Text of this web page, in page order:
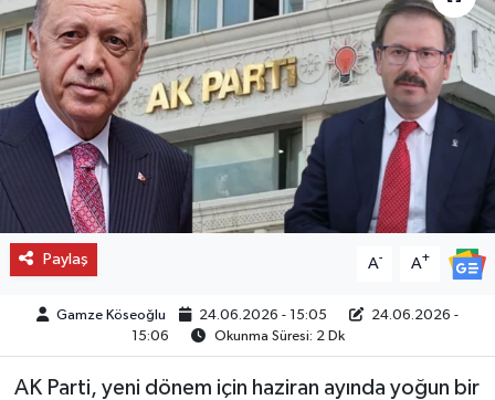
Paylaş A- A+
Gamze Köseoğlu 24.06.2026 - 15:05
24.06.2026 -
15:06
Okunma Süresi: 2 Dk
AK Parti, yeni dönem için haziran ayında yoğun bir